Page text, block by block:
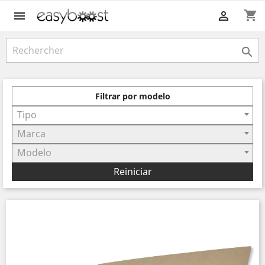
 shopping_cart


Filtrar por modelo
Tipo
Marca
Modelo
Reiniciar